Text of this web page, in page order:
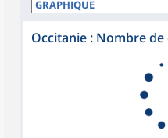
Occitanie : Nombre